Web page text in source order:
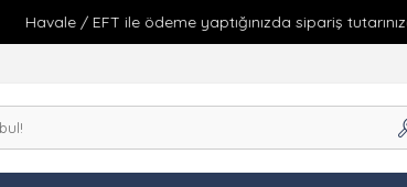
Havale / EFT ile ödeme yaptığınızda sipariş